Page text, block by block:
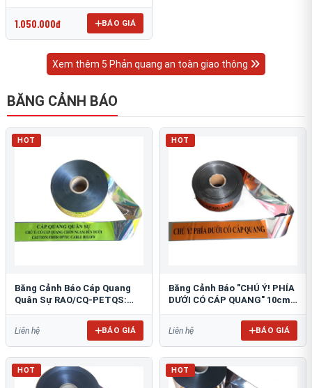
1.050.000đ BÁO GIÁ
Xem thêm 5 Phản quang an toàn giao thông
BĂNG CẢNH BÁO
HOT
Băng Cảnh Báo Cáp Quang
Quân Sự RAO/CQ-PETQS:
Liên hệ BÁO GIÁ
HOT
Băng Cảnh Báo "CHÚ Ý! PHÍA
DƯỚI CÓ CÁP QUANG" 10cm:
Liên hệ BÁO GIÁ
HOT HOT